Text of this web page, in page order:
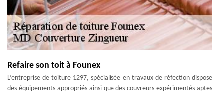
Refaire son toit à Founex
L’entreprise de toiture 1297, spécialisée en travaux de réfection dispose
des équipements appropriés ainsi que des couvreurs expérimentés aptes